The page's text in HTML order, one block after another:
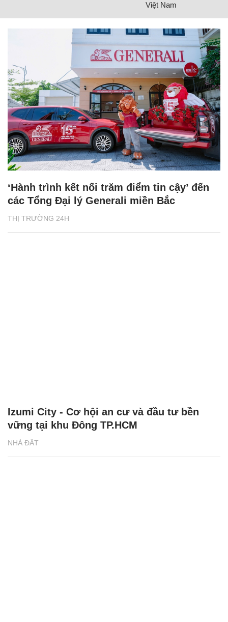
Việt Nam
THỊ TRƯỜNG 24H
‘Hành trình kết nối trăm điểm tin cậy’ đến
các Tổng Đại lý Generali miền Bắc
NHÀ ĐẤT
Izumi City - Cơ hội an cư và đầu tư bền
vững tại khu Đông TP.HCM